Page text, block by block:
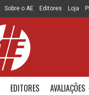
Sobre o AE Editores Loja
EDITORES AVALIAÇÕES